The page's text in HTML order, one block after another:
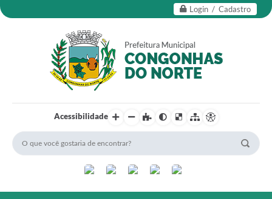
Login / Cadastro
Acessibilidade